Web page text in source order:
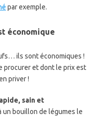
par exemple.
économique
ils sont économiques !
procurer et dont le prix est
priver !
sain et
un bouillon de légumes le